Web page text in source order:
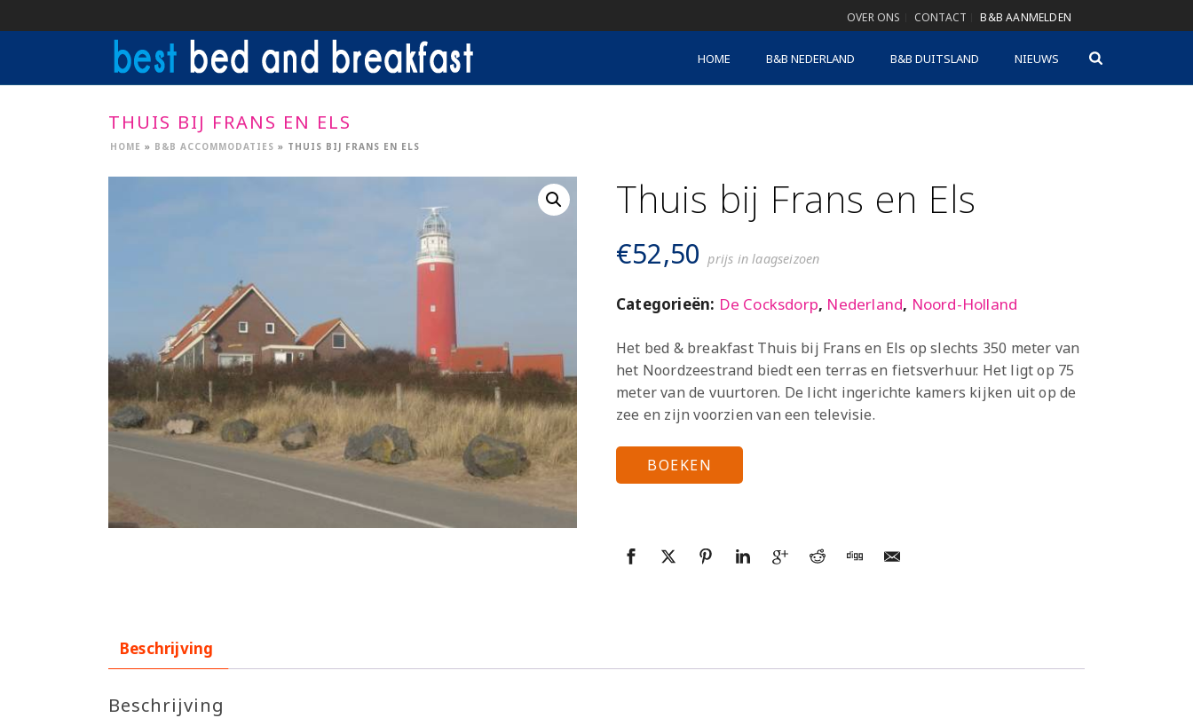
OVER ONS CONTACT B&B AANMELDEN
HOME B&B NEDERLAND B&B DUITSLAND NIEUWS
THUIS BIJ FRANS EN ELS
HOME » B&B ACCOMMODATIES » THUIS BIJ FRANS EN ELS
Thuis bij Frans en Els
€52,50 prijs in laagseizoen
Categorieën: De Cocksdorp, Nederland, Noord-Holland
Het bed & breakfast Thuis bij Frans en Els op slechts 350 meter van
het Noordzeestrand biedt een terras en fietsverhuur. Het ligt op 75
meter van de vuurtoren. De licht ingerichte kamers kijken uit op de
zee en zijn voorzien van een televisie.
BOEKEN
Beschrijving
Beschrijving